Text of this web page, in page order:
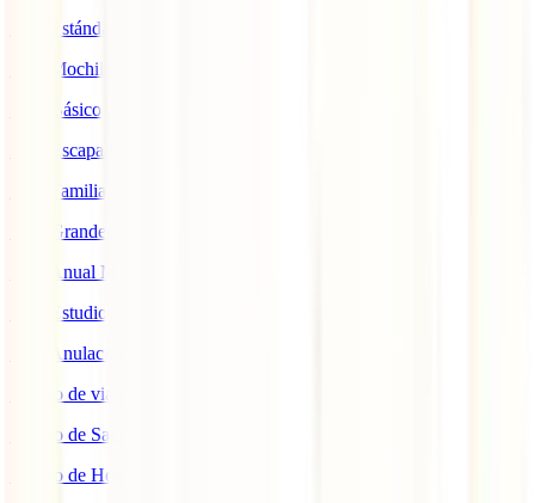
IATI Estándar
IATI Mochilero
IATI Básico
IATI Escapadas
IATI Familia
IATI Grandes Viajeros
IATI Anual Multiviaje
IATI Estudios
IATI Anulación Premium
Seguro de viaje COVID
Seguro de Salud
Seguro de Hogar